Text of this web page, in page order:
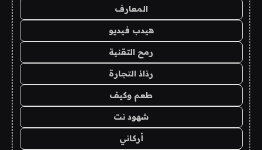
المعارف
هيدب فيديو
رمح التقنية
رذاذ التجارة
طعم وكيف
شهود نت
أركاني